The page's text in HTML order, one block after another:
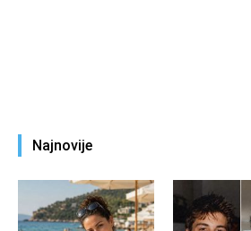
Najnovije